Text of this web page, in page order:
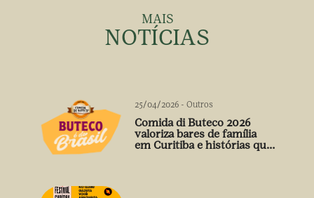
MAIS
NOTÍCIAS
25/04/2026 - Outros
Comida di Buteco 2026
valoriza bares de família
em Curitiba e histórias que